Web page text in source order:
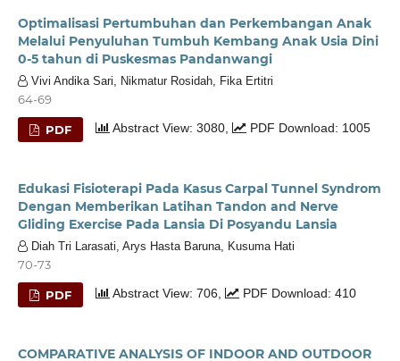
Optimalisasi Pertumbuhan dan Perkembangan Anak
Melalui Penyuluhan Tumbuh Kembang Anak Usia Dini
0-5 tahun di Puskesmas Pandanwangi
Vivi Andika Sari, Nikmatur Rosidah, Fika Ertitri
64-69
PDF Abstract View: 3080, PDF Download: 1005
Edukasi Fisioterapi Pada Kasus Carpal Tunnel Syndrom
Dengan Memberikan Latihan Tandon and Nerve
Gliding Exercise Pada Lansia Di Posyandu Lansia
Diah Tri Larasati, Arys Hasta Baruna, Kusuma Hati
70-73
PDF Abstract View: 706, PDF Download: 410
COMPARATIVE ANALYSIS OF INDOOR AND OUTDOOR